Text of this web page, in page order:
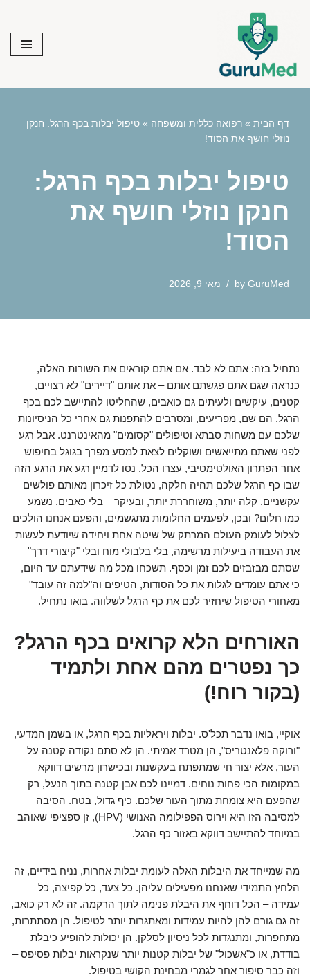
content
דף הבית » רפואה כללית ומשפחה » טיפול יבלות בכף הרגל: חנקן
נוזלי חושף את הסוד!
טיפול יבלות בכף הרגל:
חנקן נוזלי חושף את
הסוד!
by GuruMed מאי 9, 2026
נתחיל בזה: אתם לא לבד. אם אתם קוראים את השורות האלה,
כנראה שגם אתם פגשתם אותם – את אותם "דיירים" לא רצויים,
קטנים, עיקשים ולעיתים גם כואבים, שהחליטו להתיישב לכם בכף
הרגל. הם שם, מפריעים, ומסרבים להתפנות גם אחרי כל הניסיונות
שלכם עם משחות סבתא וטיפולים "קסומים" מהאינטרנט. אבל רגע
לפני שאתם מתייאשים ושוקלים לצאת למסע מפרך בגוגל בחיפוש
אחר הפתרון האולטימטיבי, עצרו הכל. נסו לדמיין רגע את הרגע הזה
שבו כף הרגל שלכם תהיה חלקה, נטולת כל זיכרון מאותם פולשים
עקשניים. קלה יותר, משוחררת יותר, ובעיקר – בלי כאבים. נשמע
כמו חלום? ובכן, לפעמים החלומות מתגשמים, והפעם אנחנו הולכים
לצלול לעומק העולם המרתק של שיטה אחת ויחידה שיודעת לעשות
את העבודה ביעילות מרשימה, בלי בלבולי מוח ובלי "קיצורי דרך"
שסתם מבזבזים לכם זמן וכסף. תשכחו מכל מה שידעתם עד היום,
כי אתם עומדים לגלות את כל הסודות, הטיפים וה"למה זה עובד"
מאחורי הטיפול שיחזיר לכם את כף הרגל לשלווה. בואו נתחיל.
האורחים הלא קרואים בכף הרגל?
כך נפטרים מהם אחת ולתמיד
(בקור רוח!)
אוקיי, בואו נדבר תכל'ס. יבלות ויראליות בכף הרגל, או בשמן המדעי,
"ורוקה פלאנטריס", הן מטרד אמיתי. הן לא סתם נקודה קטנה על
העור, אלא יצור חי שמתפתח בעקשנות ובכישרון מרשים דווקא
במקומות הכי פחות נוחים. דמיינו לכם אבן קטנה בתוך הנעל, רק
שהפעם היא צומחת מתוך העור שלכם. כיף גדול, בטח. הסיבה
למסיבה הזו היא וירוס הפפילומה האנושי (HPV), זן ספציפי שאוהב
במיוחד להתיישב דווקא באזור כף הרגל.
מה שמייחד את היבלות האלה לעומת יבלות אחרות, נניח בידיים, זה
הלחץ התמידי שאנחנו מפעילים עליהן. כל צעד, כל קפיצה, כל
עמידה – הכל דוחף את היבלת פנימה לתוך הרקמה. זה לא רק כואב,
זה גם גורם להן להיות עמידות ומאתגרות יותר לטיפול. הן מסתתרות,
מתחפרות, ומתנגדות לכל ניסיון לסלקן. הן יכולות להופיע כיבלת
בודדת, או כ"אשכול" של יבלות קטנות יותר שנקראות יבלות פסיפס –
וזה כבר סיפור אחר לגמרי מבחינת הקושי בטיפול.